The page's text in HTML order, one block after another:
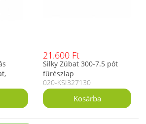
21.600 Ft
Silky Zübat 300-7.5 pót
fűrészlap
020-KSI327130